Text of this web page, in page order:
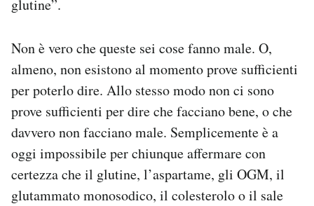
glutine”.
Non è vero che queste sei cose fanno male. O,
almeno, non esistono al momento prove sufficienti
per poterlo dire. Allo stesso modo non ci sono
prove sufficienti per dire che facciano bene, o che
davvero non facciano male. Semplicemente è a
oggi impossibile per chiunque affermare con
certezza che il glutine, l’aspartame, gli OGM, il
glutammato monosodico, il colesterolo o il sale